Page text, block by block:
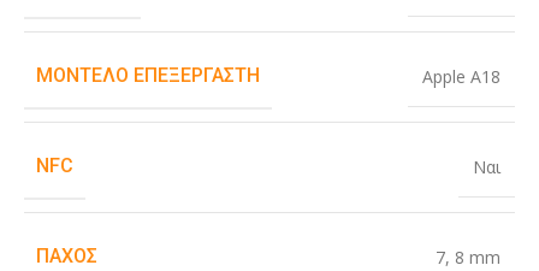
ΜΟΝΤΈΛΟ ΕΠΕΞΕΡΓΑΣΤΉ Apple A18
NFC Ναι
ΠΆΧΟΣ 7, 8 mm